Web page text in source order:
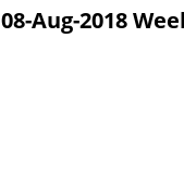
08-Aug-2018